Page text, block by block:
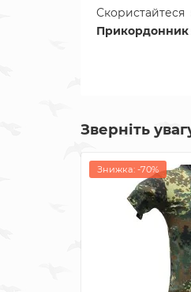
Прикордонник
Зверніть
Знижка: -70%